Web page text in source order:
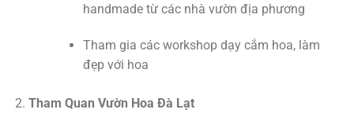
handmade từ các nhà vườn địa phương
Tham gia các workshop dạy cắm hoa, làm
đẹp với hoa
Tham Quan Vườn Hoa Đà Lạt